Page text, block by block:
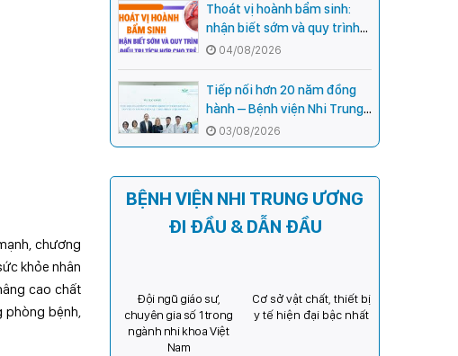
chương
khỏe nhân
cao chất
phòng bệnh,
Thoát vị hoành bẩm sinh:
nhận biết sớm và quy trình
điều trị tích hợp cho trẻ -
chia sẻ từ các chuyên gia
hàng đầu của Bệnh Viện Nhi
Trung ương
04/08/2026
Tiếp nối hơn 20 năm đồng
hành – Bệnh viện Nhi Trung
ương và Tổ chức Orbis (Hoa
Kỳ) tăng cường hợp tác, mở
03/08/2026
BỆNH VIỆN NHI TRUNG ƯƠNG
ĐI ĐẦU & DẪN ĐẦU
Đội ngũ giáo sư,
chuyên gia số 1 trong
ngành nhi khoa Việt
Nam
Cơ sở vật chất, thiết bị
y tế hiện đại bậc nhất